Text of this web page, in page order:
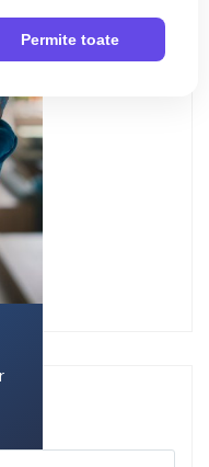
Permite toate